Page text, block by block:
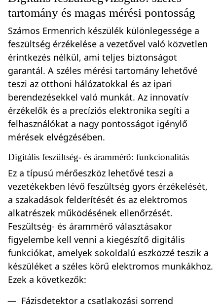
tartomány és magas mérési pontosság
Számos Ermenrich készülék különlegessége a
feszültség érzékelése a vezetővel való közvetlen
érintkezés nélkül, ami teljes biztonságot
garantál. A széles mérési tartomány lehetővé
teszi az otthoni hálózatokkal és az ipari
berendezésekkel való munkát. Az innovatív
érzékelők és a precíziós elektronika segíti a
felhasználókat a nagy pontosságot igénylő
mérések elvégzésében.
Digitális feszültség- és árammérő: funkcionalitás
Ez a típusú mérőeszköz lehetővé teszi a
vezetékekben lévő feszültség gyors érzékelését,
a szakadások felderítését és az elektromos
alkatrészek működésének ellenőrzését.
Feszültség- és árammérő választásakor
figyelembe kell venni a kiegészítő digitális
funkciókat, amelyek sokoldalú eszközzé teszik a
készüléket a széles körű elektromos munkákhoz.
Ezek a következők:
Fázisdetektor a csatlakozási sorrend